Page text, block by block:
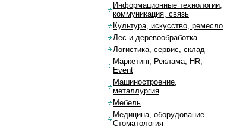
Информационные технологии,
коммуникация, связь
Культура, искусство, ремесло
Лес и деревообработка
Логистика, сервис, склад
Маркетинг, Реклама, HR,
Event
Машиностроение,
металлургия
Мебель
Медицина, оборудование.
Стоматология